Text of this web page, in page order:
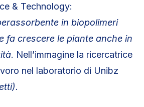
& Technology:
in biopolimeri
fa crescere le piante anche in
. Nell’immagine la ricercatrice
nel laboratorio di Unibz